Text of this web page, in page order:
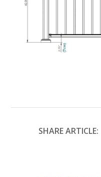
SHARE ARTICLE: